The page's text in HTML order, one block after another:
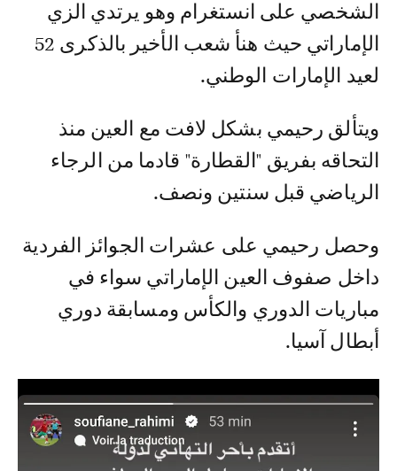
الشخصي على انستغرام وهو يرتدي الزي
الإماراتي حيث هنأ شعب الأخير بالذكرى 52
لعيد الإمارات الوطني.
ويتألق رحيمي بشكل لافت مع العين منذ
التحاقه بفريق "القطارة" قادما من الرجاء
الرياضي قبل سنتين ونصف.
وحصل رحيمي على عشرات الجوائز الفردية
داخل صفوف العين الإماراتي سواء في
مباريات الدوري والكأس ومسابقة دوري
أبطال آسيا.